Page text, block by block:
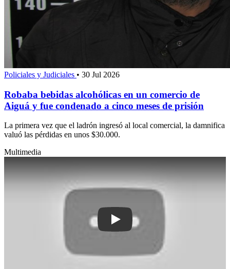
Policiales y Judiciales • 30 Jul 2026
Robaba bebidas alcohólicas en un comercio de
Aiguá y fue condenado a cinco meses de prisión
La primera vez que el ladrón ingresó al local comercial, la damnifica
valuó las pérdidas en unos $30.000.
Multimedia
Play: Ruiz afirmó que la sociedad